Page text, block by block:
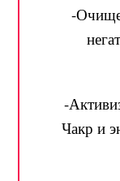
-
-
Чакр и